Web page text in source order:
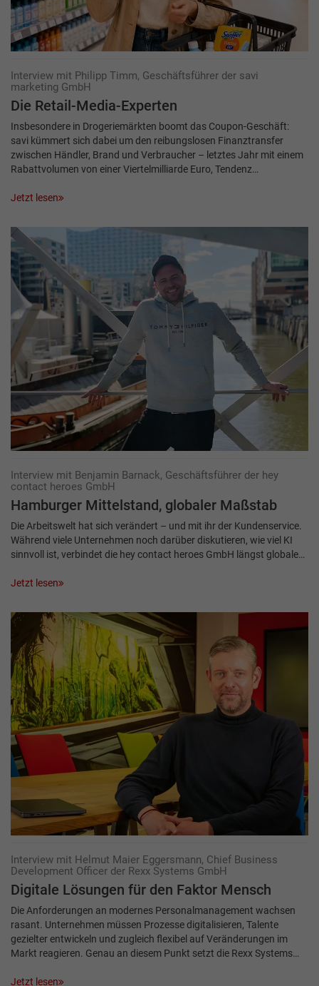
Interview mit Philipp Timm, Geschäftsführer der savi
marketing GmbH
Die Retail-Media-Experten
Insbesondere in Drogeriemärkten boomt das Coupon-Geschäft:
savi kümmert sich dabei um den reibungslosen Finanztransfer
zwischen Händler, Brand und Verbraucher – letztes Jahr mit einem
Rabattvolumen von einer Viertelmilliarde Euro, Tendenz…
Jetzt lesen
Interview mit Benjamin Barnack, Geschäftsführer der hey
contact heroes GmbH
Hamburger Mittelstand, globaler Maßstab
Die Arbeitswelt hat sich verändert – und mit ihr der Kundenservice.
Während viele Unternehmen noch darüber diskutieren, wie viel KI
sinnvoll ist, verbindet die hey contact heroes GmbH längst globale…
Jetzt lesen
Interview mit Helmut Maier Eggersmann, Chief Business
Development Officer der Rexx Systems GmbH
Digitale Lösungen für den Faktor Mensch
Die Anforderungen an modernes Personalmanagement wachsen
rasant. Unternehmen müssen Prozesse digitalisieren, Talente
gezielter entwickeln und zugleich flexibel auf Veränderungen im
Markt reagieren. Genau an diesem Punkt setzt die Rexx Systems…
Jetzt lesen